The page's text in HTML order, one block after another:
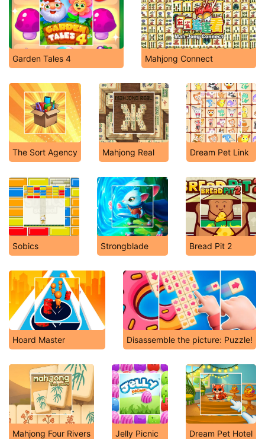
Garden Tales 4 Mahjong Connect
The Sort Agency Mahjong Real Dream Pet Link
Sobics Strongblade Bread Pit 2
Hoard Master Disassemble the picture: Puzzle!
Mahjong Four Rivers Jelly Picnic Dream Pet Hotel